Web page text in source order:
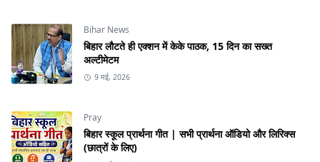
Bihar News
बिहार लौटते ही एक्शन में केके पाठक, 15 दिन का सख्त
अल्टीमेटम
9 मई, 2026
Pray
बिहार स्कूल प्रार्थना गीत | सभी प्रार्थना ऑडियो और लिरिक्स
(छात्रों के लिए)